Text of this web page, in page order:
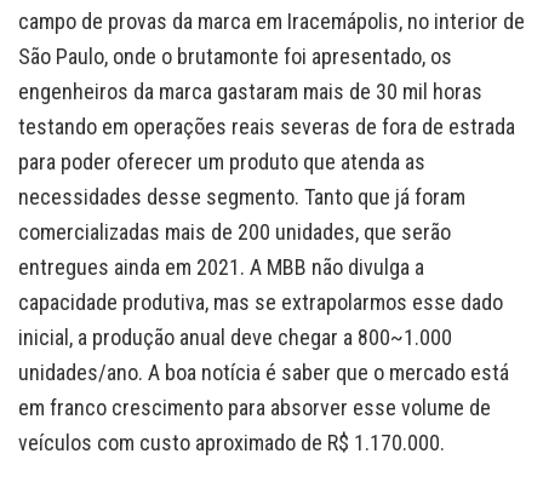
campo de provas da marca em Iracemápolis, no interior de
São Paulo, onde o brutamonte foi apresentado, os
engenheiros da marca gastaram mais de 30 mil horas
testando em operações reais severas de fora de estrada
para poder oferecer um produto que atenda as
necessidades desse segmento. Tanto que já foram
comercializadas mais de 200 unidades, que serão
entregues ainda em 2021. A MBB não divulga a
capacidade produtiva, mas se extrapolarmos esse dado
inicial, a produção anual deve chegar a 800~1.000
unidades/ano. A boa notícia é saber que o mercado está
em franco crescimento para absorver esse volume de
veículos com custo aproximado de R$ 1.170.000.